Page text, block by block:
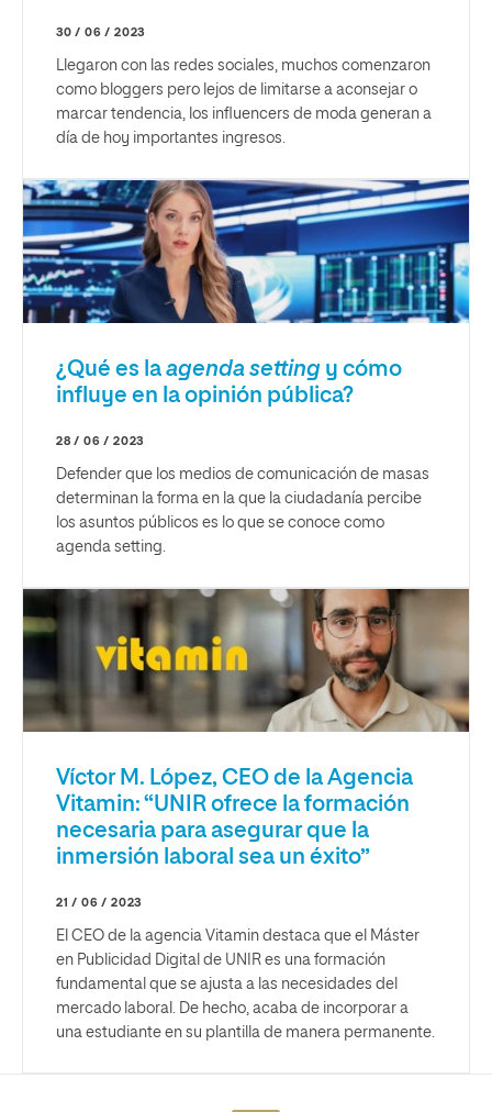
30 / 06 / 2023
Llegaron con las redes sociales, muchos comenzaron
como bloggers pero lejos de limitarse a aconsejar o
marcar tendencia, los influencers de moda generan a
día de hoy importantes ingresos.
¿Qué es la agenda settingy cómo
influye en la opinión pública?
28 / 06 / 2023
Defender que los medios de comunicación de masas
determinan la forma en la que la ciudadanía percibe
los asuntos públicos es lo que se conoce como
agenda setting.
Víctor M. López, CEO de la Agencia
Vitamin: “UNIR ofrece la formación
necesaria para asegurar que la
inmersión laboral sea un éxito”
21 / 06 / 2023
El CEO de la agencia Vitamin destaca que el Máster
en Publicidad Digital de UNIR es una formación
fundamental que se ajusta a las necesidades del
mercado laboral. De hecho, acaba de incorporar a
una estudiante en su plantilla de manera permanente.